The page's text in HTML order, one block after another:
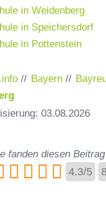
in Weidenberg
in Speichersdorf
in Pottenstein
// Bayern //
03.08.2026
fanden diesen
4.3/5 8